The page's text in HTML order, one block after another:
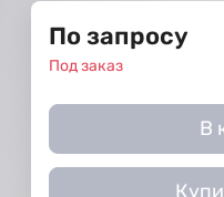
По запросу
Под заказ
В